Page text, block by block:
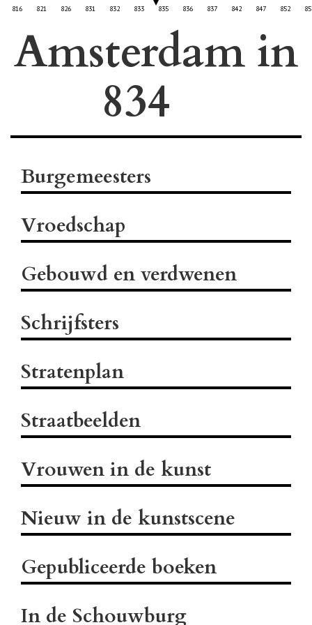
816 821 826 831 832 833 835 836 837 842 847 852
Amsterdam in
Burgemeesters
Vroedschap
Gebouwd en verdwenen
Schrijfsters
Stratenplan
Straatbeelden
Vrouwen in de kunst
Nieuw in de kunstscene
Gepubliceerde boeken
In de Schouwburg